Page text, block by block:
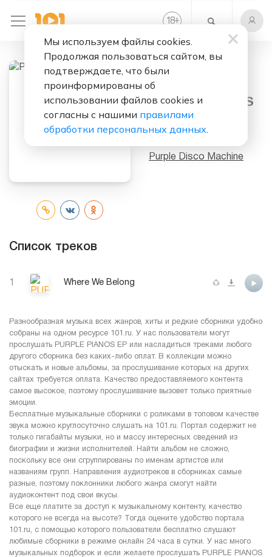
18+
Слушать бесплатно
PURPLE PIANOS
EP
Purple Disco Machine
Список треков
1 Where We Belong
Разнообразная музыка всех жанров, хиты и редкие сборники удобно
собраны на одном ресурсе 101.ru. У нас пользователи могут
прослушать PURPLE PIANOS EP или насладиться треками любого
другого сборника без каких-либо оплат. В коллекции можно
отыскать и новые альбомы, за прослушивание которых на других
сайтах требуется оплата. Качество предоставляемого контента
самое высокое, поэтому прослушивание вызовет только приятные
эмоции.
Бесплатные музыкальные сборники с роликами в топовом качестве
звука можно круглосуточно слушать на 101.ru. Портал содержит не
только гигабайты музыки, но и массу интересных сведений из
биографии и жизни исполнителей. Найти альбом не сложно,
поскольку все они сгруппированы по именам артистов или
названиям групп. Направления аудиотреков в сборниках самые
разные, поэтому поклонники любого жанра смогут найти
аудиоконтент под свои вкусы.
Все еще платите за доступ к музыкальному контенту, качество
которого не всегда на высоте? Тогда оцените удобство портала
101.ru, с помощью которого пользователи бесплатно слушают
любимые сборники в режиме онлайн 24 часа в сутки. У нас много
музыкальных подборок и если желаете прослушать PURPLE PIANOS
Мы используем файлы cookies.
Продолжая пользоваться сайтом, вы
подтверждаете, что были
проинформированы об
использовании файлов cookies и
согласны с нашими правилами
обработки персональных данных.